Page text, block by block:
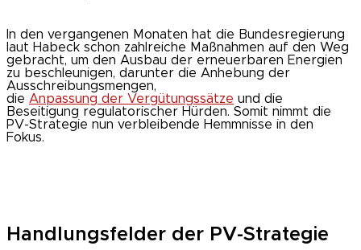
In den vergangenen Monaten hat die Bundesregierung
laut Habeck schon zahlreiche Maßnahmen auf den Weg
gebracht, um den Ausbau der erneuerbaren Energien
zu beschleunigen, darunter die Anhebung der
Ausschreibungsmengen,
die Anpassung der Vergütungssätze und die
Beseitigung regulatorischer Hürden. Somit nimmt die
PV-Strategie nun verbleibende Hemmnisse in den
Fokus.
Handlungsfelder der PV-Strategie